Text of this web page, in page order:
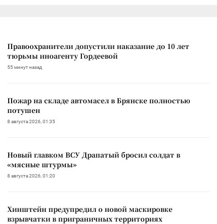
Правоохранители допустили наказание до 10 лет
тюрьмы иноагенту Гордеевой
55 минут назад
Пожар на складе автомасел в Брянске полностью
потушен
8 августа 2026, 01:35
Новый главком ВСУ Драпатый бросил солдат в
«мясные штурмы»
8 августа 2026, 01:20
Хинштейн предупредил о новой маскировке
взрывчатки в приграничных территориях